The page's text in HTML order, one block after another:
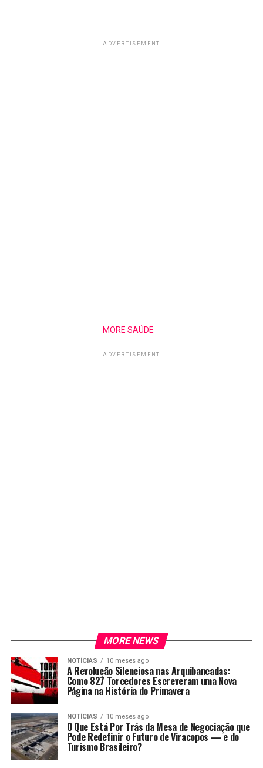
ADVERTISEMENT
MORE SAÚDE
ADVERTISEMENT
MORE NEWS
NOTÍCIAS 10 meses ago
A Revolução Silenciosa nas Arquibancadas:
Como 827 Torcedores Escreveram uma Nova
Página na História do Primavera
NOTÍCIAS 10 meses ago
O Que Está Por Trás da Mesa de Negociação que
Pode Redefinir o Futuro de Viracopos — e do
Turismo Brasileiro?